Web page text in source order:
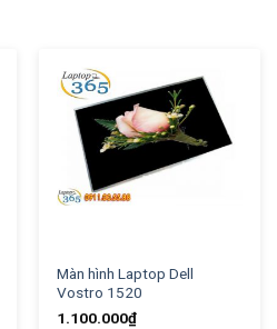
Màn hình Laptop Dell
Vostro 1520
1.100.000₫